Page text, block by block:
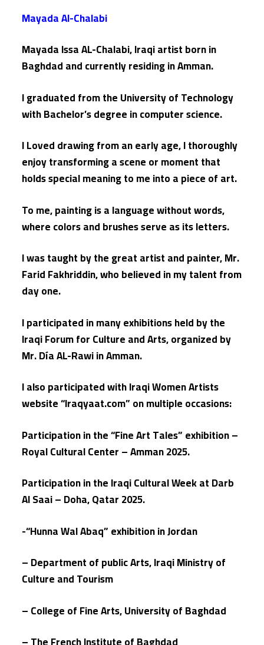
Mayada Al-Chalabi
Mayada Issa AL-Chalabi, Iraqi artist born in
Baghdad and currently residing in Amman.
I graduated from the University of Technology
with Bachelor’s degree in computer science.
I Loved drawing from an early age, I thoroughly
enjoy transforming a scene or moment that
holds special meaning to me into a piece of art.
To me, painting is a language without words,
where colors and brushes serve as its letters.
I was taught by the great artist and painter, Mr.
Farid Fakhriddin, who believed in my talent from
day one.
I participated in many exhibitions held by the
Iraqi Forum for Culture and Arts, organized by
Mr. Día AL-Rawi in Amman.
I also participated with Iraqi Women Artists
website “Iraqyaat.com” on multiple occasions:
Participation in the “Fine Art Tales” exhibition –
Royal Cultural Center – Amman 2025.
Participation in the Iraqi Cultural Week at Darb
Al Saai – Doha, Qatar 2025.
-“Hunna Wal Abaq” exhibition in Jordan
– Department of public Arts, Iraqi Ministry of
Culture and Tourism
– College of Fine Arts, University of Baghdad